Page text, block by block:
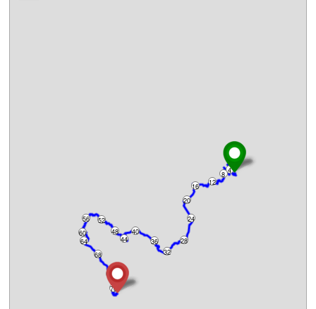
64
32
16
48
8
24
40
56
72
4
12
20
28
36
44
52
60
68
76